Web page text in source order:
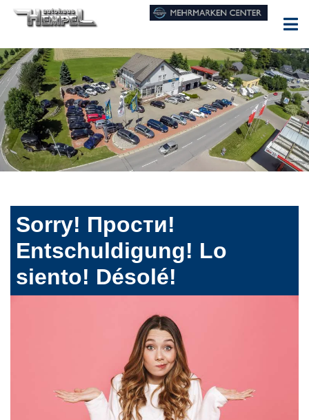
Sorry! Прости!
Entschuldigung! Lo
siento! Désolé!